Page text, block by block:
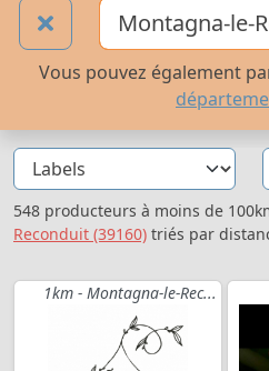
Vous pouvez également
548 producteurs à moins de
Reconduit (39160) triés par
1km - Montagna-le-Rec...